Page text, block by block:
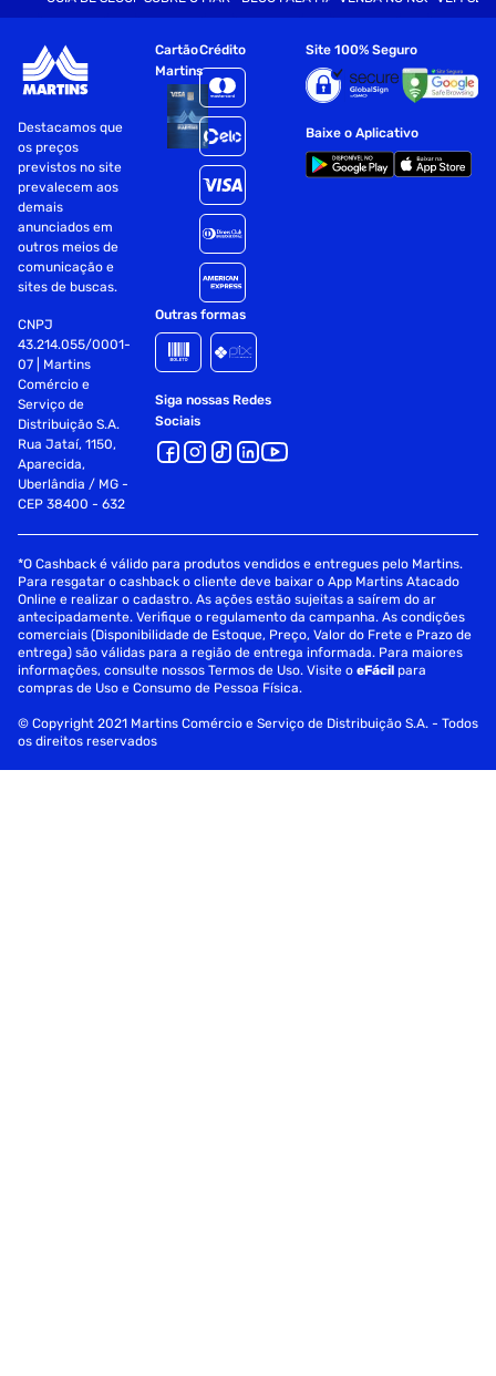
Destacamos que
os preços
previstos no site
prevalecem aos
demais
anunciados em
outros meios de
comunicação e
sites de buscas.
CNPJ
43.214.055/0001-
07 | Martins
Comércio e
Serviço de
Distribuição S.A.
Rua Jataí, 1150,
Aparecida,
Uberlândia / MG -
CEP 38400 - 632
Cartão
Martins
Crédito
Outras formas
Siga nossas Redes
Sociais
Site 100% Seguro
Baixe o Aplicativo
*O Cashback é válido para produtos vendidos e entregues pelo Martins.
Para resgatar o cashback o cliente deve baixar o App Martins Atacado
Online e realizar o cadastro. As ações estão sujeitas a saírem do ar
antecipadamente. Verifique o regulamento da campanha. As condições
comerciais (Disponibilidade de Estoque, Preço, Valor do Frete e Prazo de
entrega) são válidas para a região de entrega informada. Para maiores
informações, consulte nossos Termos de Uso. Visite oeFácil para
compras de Uso e Consumo de Pessoa Física.
© Copyright 2021 Martins Comércio e Serviço de Distribuição S.A. - Todos
os direitos reservados